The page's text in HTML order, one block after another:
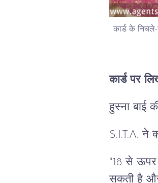
कार्ड के
कार्ड पर
हुस्ना बाई
S.I.T.A. ने
"18 से ऊपर
सकती है